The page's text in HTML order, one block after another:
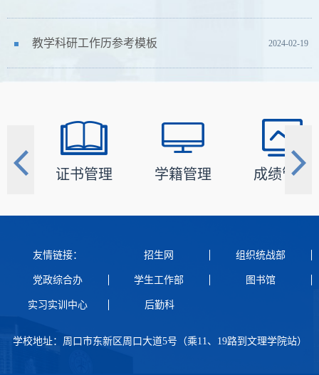
教学科研工作历参考模板 2024-02-19
证书管理 学籍管理 成绩管理
友情链接： 招生网 组织统战部
党政综合办 学生工作部 图书馆
实习实训中心 后勤科
学校地址：周口市东新区周口大道5号（乘11、19路到文理学院站）